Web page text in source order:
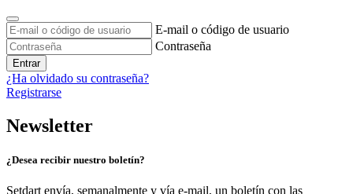
E-mail o código de usuario
Contraseña
Entrar
¿Ha olvidado su contraseña?
Registrarse
Newsletter
¿Desea recibir nuestro boletín?
Setdart envía, semanalmente y vía e-mail, un boletín con las